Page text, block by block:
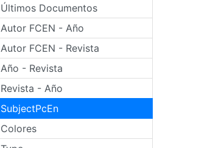
Últimos Documentos
Autor FCEN - Año
Autor FCEN - Revista
Año - Revista
Revista - Año
SubjectPcEn
Colores